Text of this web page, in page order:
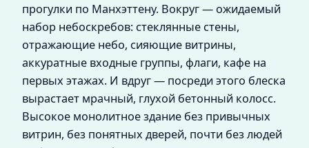
прогулки по Манхэттену. Вокруг — ожидаемый
набор небоскребов: стеклянные стены,
отражающие небо, сияющие витрины,
аккуратные входные группы, флаги, кафе на
первых этажах. И вдруг — посреди этого блеска
вырастает мрачный, глухой бетонный колосс.
Высокое монолитное здание без привычных
витрин, без понятных дверей, почти без людей